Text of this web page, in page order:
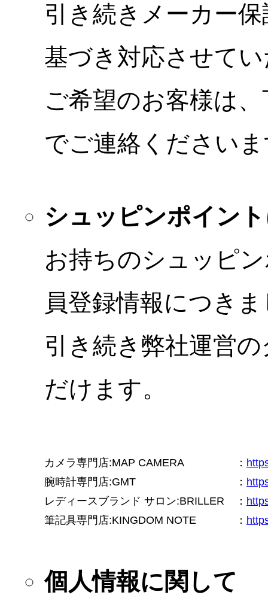
引き続きメーカー
基づき対応させて
ご希望のお客様は
でご連絡ください
シュッピンポイン
お持ちのシュッピ
員登録情報につき
引き続き弊社運営
だけます。
カメラ専門店:MAP CAMERA ：
腕時計専門店:GMT
：
レディースブランド サロン:BRILLER
：
筆記具専門店:KINGDOM NOTE
：
個人情報に関して